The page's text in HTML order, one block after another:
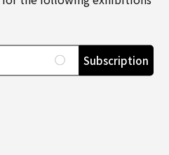
Subscription